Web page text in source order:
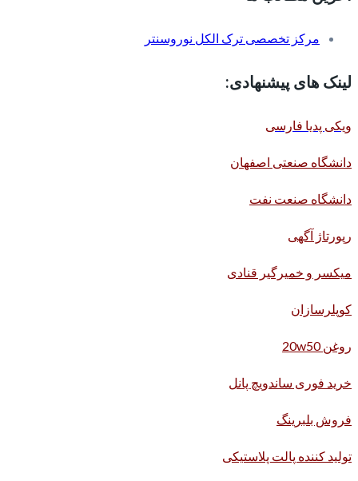
مرکز تخصصی ترک الکل نوروسنتر
لینک های پیشنهادی:
ویکی پدیا فارسی
دانشگاه صنعتی اصفهان
دانشگاه صنعت نفت
رپورتاژ آگهی
میکسر و خمیرگیر قنادی
کوپلرسازان
روغن 20w50
خرید فوری ساندویچ پانل
فروش بلبرینگ
تولید کننده پالت پلاستیکی